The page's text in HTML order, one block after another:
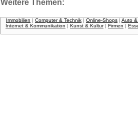
Weitere Themen:
Immobilien | Computer & Technik | Online-Shops | Auto &
Internet & Kommunikation | Kunst & Kultur| Firmen |